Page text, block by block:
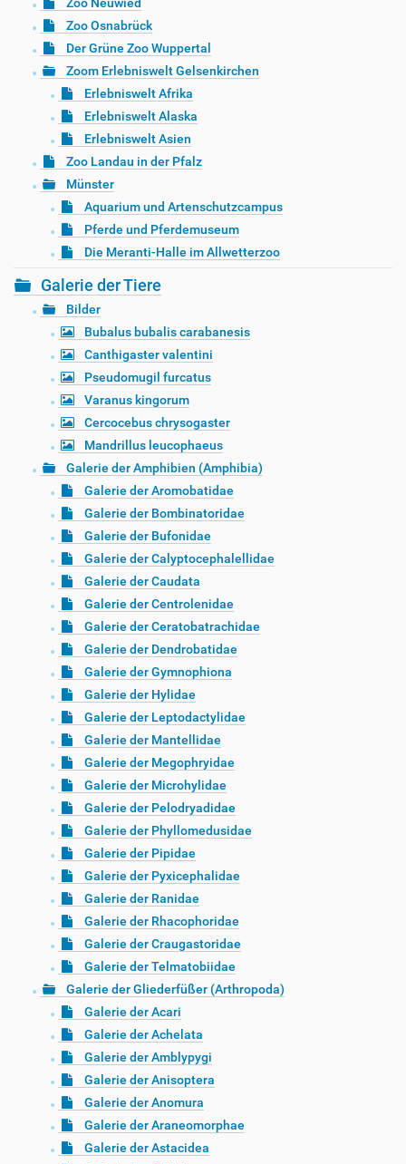
Zoo Neuwied
Zoo Osnabrück
Der Grüne Zoo Wuppertal
Zoom Erlebniswelt Gelsenkirchen
Erlebniswelt Afrika
Erlebniswelt Alaska
Erlebniswelt Asien
Zoo Landau in der Pfalz
Münster
Aquarium und Artenschutzcampus
Pferde und Pferdemuseum
Die Meranti-Halle im Allwetterzoo
Galerie der Tiere
Bilder
Bubalus bubalis carabanesis
Canthigaster valentini
Pseudomugil furcatus
Varanus kingorum
Cercocebus chrysogaster
Mandrillus leucophaeus
Galerie der Amphibien (Amphibia)
Galerie der Aromobatidae
Galerie der Bombinatoridae
Galerie der Bufonidae
Galerie der Calyptocephalellidae
Galerie der Caudata
Galerie der Centrolenidae
Galerie der Ceratobatrachidae
Galerie der Dendrobatidae
Galerie der Gymnophiona
Galerie der Hylidae
Galerie der Leptodactylidae
Galerie der Mantellidae
Galerie der Megophryidae
Galerie der Microhylidae
Galerie der Pelodryadidae
Galerie der Phyllomedusidae
Galerie der Pipidae
Galerie der Pyxicephalidae
Galerie der Ranidae
Galerie der Rhacophoridae
Galerie der Craugastoridae
Galerie der Telmatobiidae
Galerie der Gliederfüßer (Arthropoda)
Galerie der Acari
Galerie der Achelata
Galerie der Amblypygi
Galerie der Anisoptera
Galerie der Anomura
Galerie der Araneomorphae
Galerie der Astacidea